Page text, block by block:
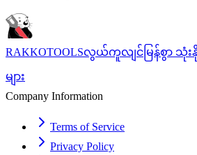
RAKKOTOOLSလွယ်ကူလျင်မြန်စွာ သုံး
များ
Company Information
Terms of Service
Privacy Policy